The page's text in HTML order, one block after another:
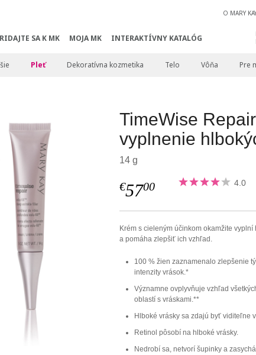
SA K MK MOJA MK INTERAKTÍVNY KATALÓG
O MARY
Pleť Dekoratívna kozmetika Telo Vôňa Pre
TimeWise Repair
vyplnenie
14 g
€5700 4.0
Krém s cieleným účinkom okamžite vyplní
a pomáha zlepšiť ich vzhľad.
100 % žien zaznamenalo zlepšenie
intenzity vrások.*
Významne ovplyvňuje vzhľad
oblastí s vráskami.**
Hlboké vrásky sa zdajú byť viditeľne
Retinol pôsobí na hlboké vrásky.
Nedrobí sa, netvorí šupinky a